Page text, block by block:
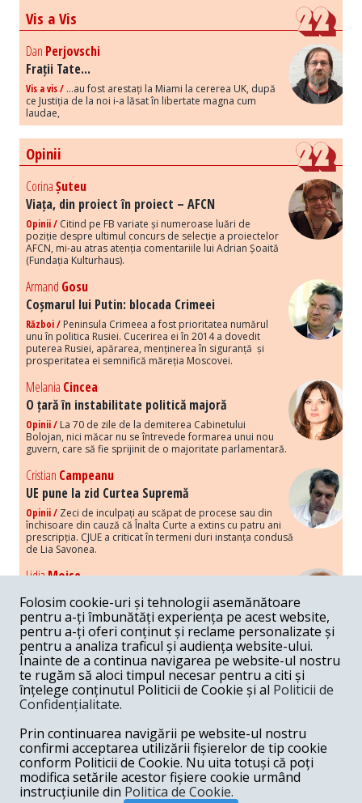
Vis a Vis
Dan Perjovschi
Frații Tate...
Vis a vis / ...au fost arestați la Miami la cererea UK, după
ce Justiția de la noi i-a lăsat în libertate magna cum
laudae,
Opinii
CorinaȘuteu
Viața, din proiect în proiect – AFCN
Opinii / Citind pe FB variate și numeroase luări de
poziție despre ultimul concurs de selecție a proiectelor
AFCN, mi-au atras atenția comentariile lui Adrian Șoaită
(Fundația Kulturhaus).
Armand Gosu
Coșmarul lui Putin: blocada Crimeei
Război / Peninsula Crimeea a fost prioritatea numărul
unu în politica Rusiei. Cucerirea ei în 2014 a dovedit
puterea Rusiei, apărarea, menținerea în siguranță și
prosperitatea ei semnifică măreția Moscovei.
Melania Cincea
O țară în instabilitate politică majoră
Opinii / La 70 de zile de la demiterea Cabinetului
Bolojan, nici măcar nu se întrevede formarea unui nou
guvern, care să fie sprijinit de o majoritate parlamentară.
Cristian Campeanu
UE pune la zid Curtea Supremă
Opinii / Zeci de inculpați au scăpat de procese sau din
închisoare din cauză că Înalta Curte a extins cu patru ani
prescripția. CJUE a criticat în termeni duri instanța condusă
de Lia Savonea.
LidiaMoise
Costurile economice ale haosului politic
Opinii / Economia nu poate rezista cu retorica falsă a
susținerii intereselor poporului, care, de fapt, ascunde
obsesia menținerii privilegiilor și a averilor unor caste.
Melania Cincea
Noi puseuri de xenofobie din partea românilor
„neaoși”
Periodic, în spațiul public sunt voci care lansează
mesaje xenofobe la adresa câte unui politician care deranjează un
anumit grup politico-mediatic, într-un anumit moment.
ArmandGosu
Unirea cu Moldova: modele istorice
Folosim cookie-uri și tehnologii asemănătoare
pentru a-ți îmbunătăți experiența pe acest website,
pentru a-ți oferi conținut și reclame personalizate și
pentru a analiza traficul și audiența website-ului.
Înainte de a continua navigarea pe website-ul nostru
te rugăm să aloci timpul necesar pentru a citi și
înțelege conținutul Politicii de Cookie și al Politicii de
Confidențialitate.
Prin continuarea navigării pe website-ul nostru
confirmi acceptarea utilizării fișierelor de tip cookie
conform Politicii de Cookie. Nu uita totuși că poți
modifica setările acestor fișiere cookie urmând
instrucțiunile din Politica de Cookie.